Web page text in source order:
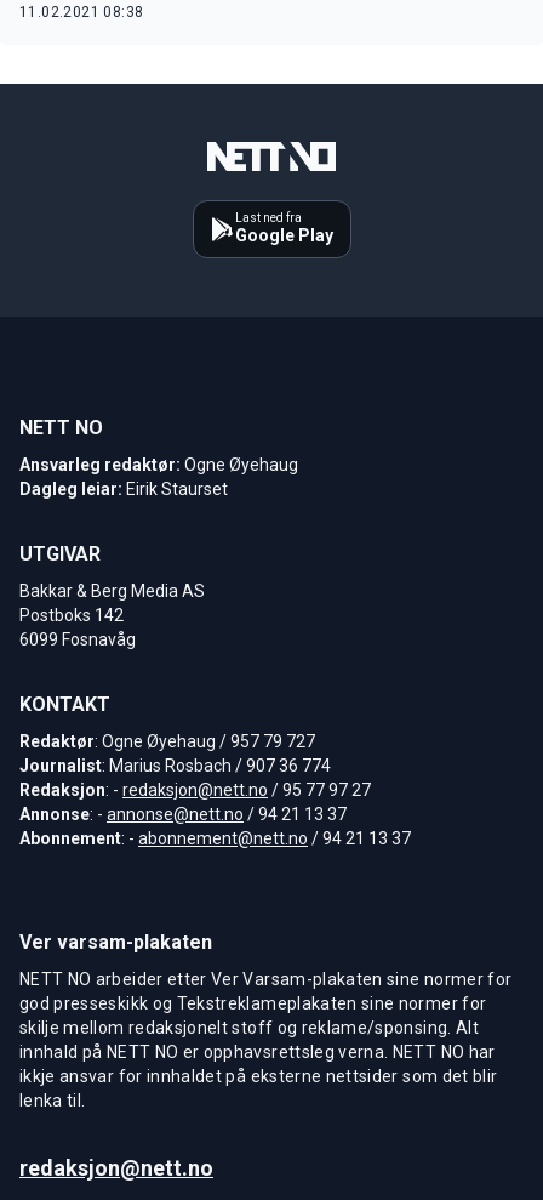
11.02.2021 08:38
Last ned fra
Google Play
NETT NO
Ansvarleg redaktør: Ogne Øyehaug
Dagleg leiar: Eirik Staurset
UTGIVAR
Bakkar & Berg Media AS
Postboks 142
6099 Fosnavåg
KONTAKT
Redaktør: Ogne Øyehaug / 957 79 727
Journalist: Marius Rosbach / 907 36 774
Redaksjon: - redaksjon@nett.no / 95 77 97 27
Annonse: - annonse@nett.no / 94 21 13 37
Abonnement: - abonnement@nett.no / 94 21 13 37
Ver varsam-plakaten
NETT NO arbeider etter Ver Varsam-plakaten sine normer for
god presseskikk og Tekstreklameplakaten sine normer for
skilje mellom redaksjonelt stoff og reklame/sponsing. Alt
innhald på NETT NO er opphavsrettsleg verna. NETT NO har
ikkje ansvar for innhaldet på eksterne nettsider som det blir
lenka til.
redaksjon@nett.no